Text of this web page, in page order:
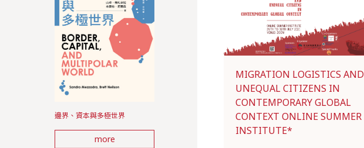
邊界、資本與多極世界
more
MIGRATION LOGISTICS AND
UNEQUAL CITIZENS IN
CONTEMPORARY GLOBAL
CONTEXT ONLINE SUMMER
INSTITUTE*